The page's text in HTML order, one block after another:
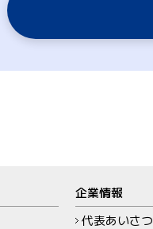
企業情報
代表あいさつ